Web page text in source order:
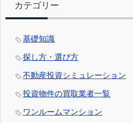
カテゴリー
基礎知識
探し方・選び方
不動産投資シミュレーション
投資物件の買取業者一覧
ワンルームマンション